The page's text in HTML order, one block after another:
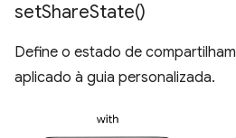
setShareState()
Define o estado de
aplicado à guia personalizada.